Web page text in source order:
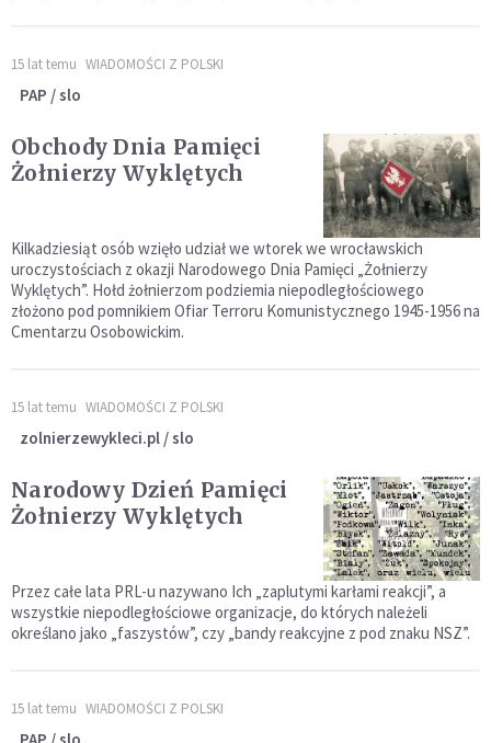
15 lat temu WIADOMOŚCI Z POLSKI
PAP / slo
Obchody Dnia Pamięci
Żołnierzy Wyklętych
Kilkadziesiąt osób wzięło udział we wtorek we wrocławskich
uroczystościach z okazji Narodowego Dnia Pamięci „Żołnierzy
Wyklętych”. Hołd żołnierzom podziemia niepodległościowego
złożono pod pomnikiem Ofiar Terroru Komunistycznego 1945-1956 na
Cmentarzu Osobowickim.
15 lat temu WIADOMOŚCI Z POLSKI
zolnierzewykleci.pl / slo
Narodowy Dzień Pamięci
Żołnierzy Wyklętych
Przez całe lata PRL-u nazywano Ich „zaplutymi karłami reakcji”, a
wszystkie niepodległościowe organizacje, do których należeli
określano jako „faszystów”, czy „bandy reakcyjne z pod znaku NSZ”.
15 lat temu WIADOMOŚCI Z POLSKI